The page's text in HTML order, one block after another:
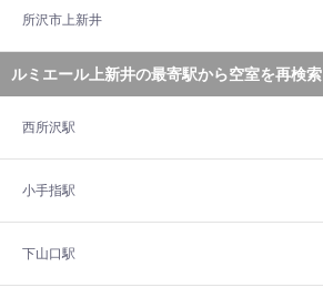
所沢市上新井
ルミエール上新井の最寄駅から空室を再検索
西所沢駅
小手指駅
下山口駅